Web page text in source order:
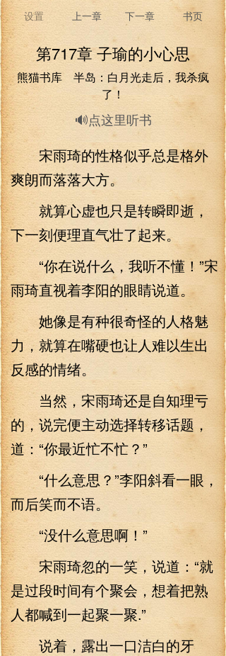
设置 上一章 下一章 书页
第717章 子瑜的小心思
熊猫书库 半岛：白月光走后，我杀疯
了！
🔊点这里听书
宋雨琦的性格似乎总是格外
爽朗而落落大方。
就算心虚也只是转瞬即逝，
下一刻便理直气壮了起来。
“你在说什么，我听不懂！”宋
雨琦直视着李阳的眼睛说道。
她像是有种很奇怪的人格魅
力，就算在嘴硬也让人难以生出
反感的情绪。
当然，宋雨琦还是自知理亏
的，说完便主动选择转移话题，
道：“你最近忙不忙？”
“什么意思？”李阳斜看一眼，
而后笑而不语。
“没什么意思啊！”
宋雨琦忽的一笑，说道：“就
是过段时间有个聚会，想着把熟
人都喊到一起聚一聚.”
说着，露出一口洁白的牙